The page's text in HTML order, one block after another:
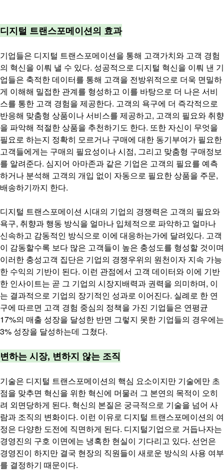
디지털 트랜스포메이션의 효과
기업들은 디지털 트랜스포메이션을 통해 고객가치와 고객 경험
의 혁신을 이뤄 낼 수 있다. 성공적으로 디지털 혁신을 이뤄 낸 기
업들은 축적한 데이터를 통해 고객을 전방위적으로 더욱 면밀하
게 이해해 밀접한 관계를 형성하고 이를 바탕으로 더 나은 서비
스를 통한 고객 경험을 제공한다. 고객의 욕구에 더 즉각적으로
반응해 맞춤형 상품이나 서비스를 제공하고, 고객의 필요와 취향
을 파악해 적절한 상품을 추천하기도 한다. 또한 자신이 무엇을
필요로 하는지 정확히 모르거나 구매에 대한 동기부여가 필요한
고객들에게는 구매의 필요성이나 시점, 그리고 맞춤형 구매정보
를 알려준다. 심지어 아마존과 같은 기업은 고객의 필요를 예측
하거나 분석해 고객의 개입 없이 자동으로 필요한 상품을 주문,
배송하기까지 한다.
디지털 트랜스포메이션 시대의 기업의 경쟁력은 고객의 필요와
욕구, 취향과 행동 방식을 얼마나 입체적으로 파악하고 얼마나
신속하고 감동적인 방식으로 이에 대응하는가에 달려있다. 고객
이 감동할수록 보다 많은 고객들이 높은 충성도를 형성할 것이며
이러한 충성고객 집단은 기업의 경쟁우위의 원천이자 지속 가능
한 수익의 기반이 된다. 이런 관점에서 고객 데이터와 이에 기반
한 인사이트는 곧 그 기업의 시장지배력과 권력을 의미하며, 이
는 결과적으로 기업의 장기적인 성과로 이어진다. 실례로 한 연
구에 따르면 고객 경험 중심의 정책을 가진 기업들은 연평균
17%의 매출 성장을 달성한 반면 그렇지 못한 기업들의 경우에는
3% 성장을 달성하는데 그쳤다.
변하는 시장, 변하지 않는 조직
기술은 디지털 트랜스포메이션의 핵심 요소이지만 기술에만 초
점을 맞추면 혁신을 위한 혁신에 머물러 그 본연의 목적이 오히
려 외면당하게 된다. 혁신의 본질은 궁극적으로 기술을 넘어 사
람과 조직의 변화이다. 이런 이유로 디지털 트랜스포메이션의 여
정은 다양한 도전에 직면하게 된다. 디지털기업으로 거듭나자는
경영진의 구호 이면에는 냉혹한 현실이 기다리고 있다. 선언은
경영진이 하지만 결국 현장의 직원들이 새로운 방식의 사용 여부
를 결정하기 때문이다.